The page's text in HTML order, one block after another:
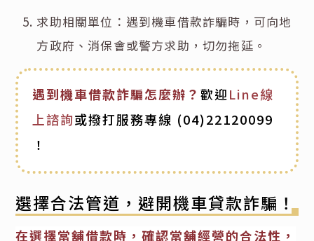
求助相關單位：遇到機車借款詐騙時，可向地
方政府、消保會或警方求助，切勿拖延。
遇到機車借款詐騙怎麼辦？歡迎Line線
上諮詢或撥打服務專線 (04)22120099
！
選擇合法管道，避開機車貸款詐騙！
在選擇當舖借款時，確認當舖經營的合法性，